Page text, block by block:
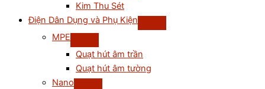
Kim Thu Sét
Điện Dân Dụng và Phụ Kiện
MPE
Quạt hút âm trần
Quạt hút âm tường
Nano